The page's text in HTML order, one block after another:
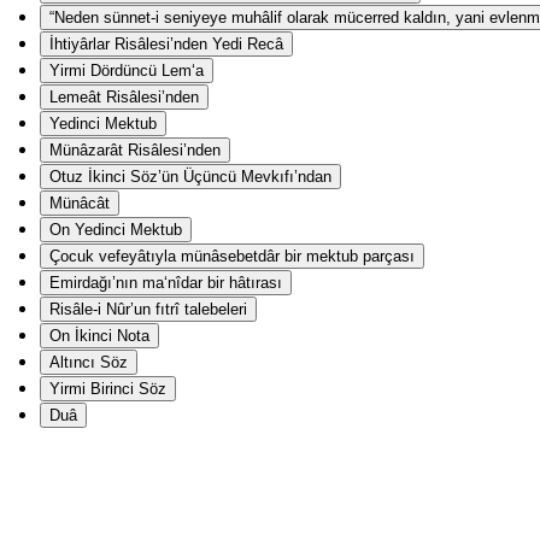
“Neden sünnet-i seniyeye muhâlif olarak mücerred kaldın, yani
İhtiyârlar Risâlesi’nden Yedi Recâ
Yirmi Dördüncü Lem‘a
Lemeât Risâlesi’nden
Yedinci Mektub
Münâzarât Risâlesi’nden
Otuz İkinci Söz’ün Üçüncü Mevkıfı’ndan
Münâcât
On Yedinci Mektub
Çocuk vefeyâtıyla münâsebetdâr bir mektub parçası
Emirdağı’nın ma‘nîdar bir hâtırası
Risâle-i Nûr’un fıtrî talebeleri
On İkinci Nota
Altıncı Söz
Yirmi Birinci Söz
Duâ